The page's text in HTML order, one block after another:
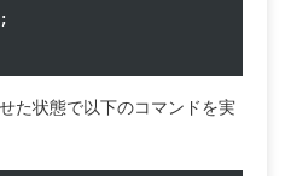
た状態で以下のコマンドを実